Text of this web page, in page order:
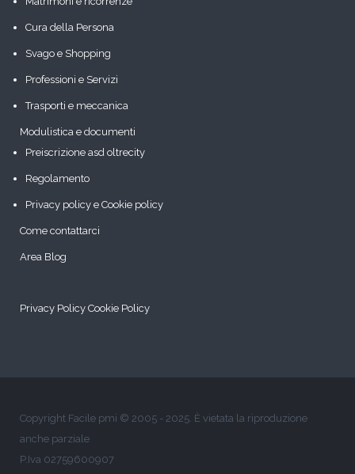
Cura della Persona
Svago e Shopping
Professioni e Servizi
Trasporti e meccanica
Modulistica e documenti
Preiscrizione asd oltrecity
Regolamento
Privacy policy e Cookie policy
Come contattarci
Area Blog
Privacy Policy Cookie Policy
Copyright Facile pmi © 2005 - 2025. È vietata la riproduzione
anche parziale
P.Iva 02759600907